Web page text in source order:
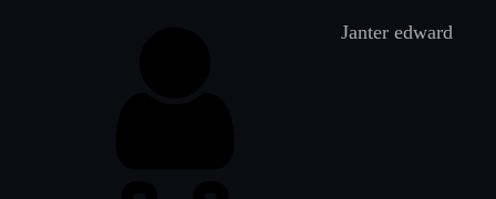
Janter edward